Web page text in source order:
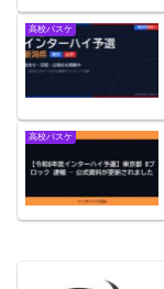
高校バスケ
高校バスケ